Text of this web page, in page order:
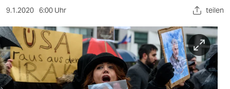
kultur
sport
berlin
nord
9.1.2020 6:00 Uhr teilen